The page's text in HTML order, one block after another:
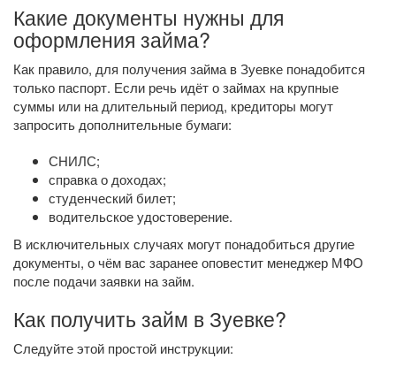
Какие документы нужны для
оформления займа?
Как правило, для получения займа в Зуевке понадобится
только паспорт. Если речь идёт о займах на крупные
суммы или на длительный период, кредиторы могут
запросить дополнительные бумаги:
СНИЛС;
справка о доходах;
студенческий билет;
водительское удостоверение.
В исключительных случаях могут понадобиться другие
документы, о чём вас заранее оповестит менеджер МФО
после подачи заявки на займ.
Как получить займ в Зуевке?
Следуйте этой простой инструкции: